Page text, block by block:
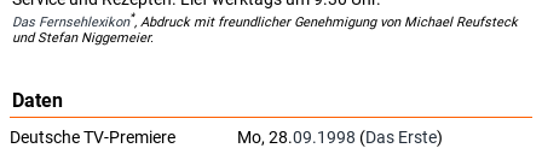
Das Fernsehlexikon*, Abdruck mit freundlicher Genehmigung von Michael Reufsteck
und Stefan Niggemeier.
Daten
Deutsche TV-Premiere Mo, 28.09.1998 (Das Erste)